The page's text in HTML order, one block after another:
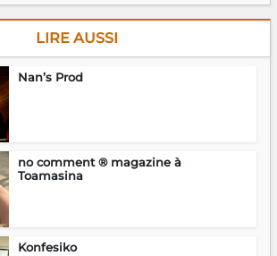
LIRE AUSSI
Nan’s Prod
no comment ® magazine à
Toamasina
Konfesiko